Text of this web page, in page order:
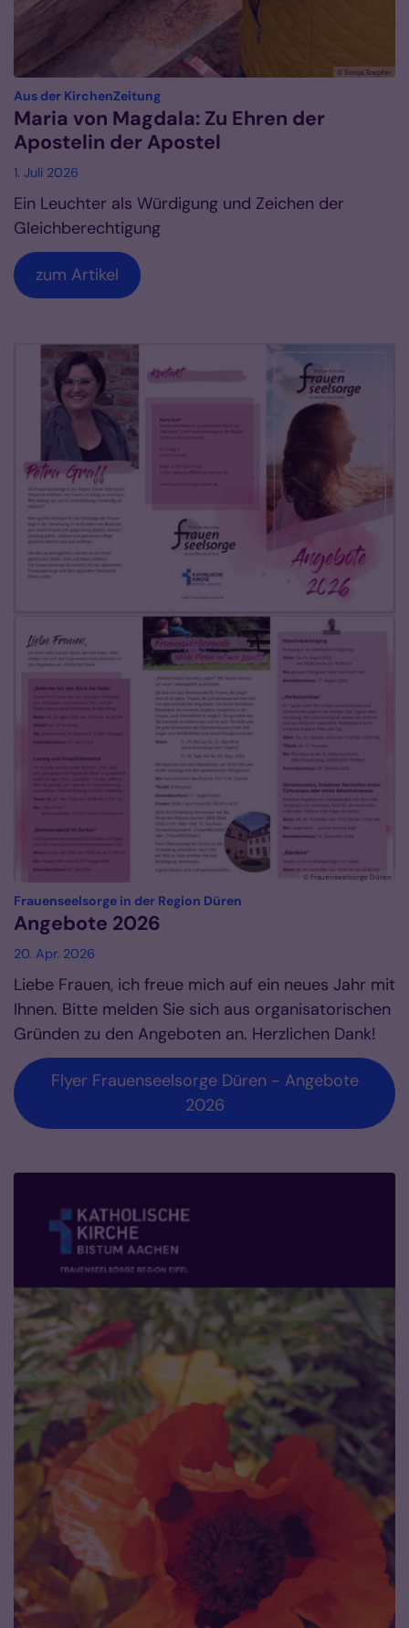
© Sonja Toepfer
Aus der KirchenZeitung:
Maria von Magdala: Zu Ehren der
Apostelin der Apostel
1. Juli 2026
Ein Leuchter als Würdigung und Zeichen der
Gleichberechtigung
zum Artikel
© Frauenseelsorge Düren
Frauenseelsorge in der Region Düren
Angebote 2026
20. Apr. 2026
Liebe Frauen, ich freue mich auf ein neues Jahr mit
Ihnen. Bitte melden Sie sich aus organisatorischen
Gründen zu den Angeboten an. Herzlichen Dank!
Flyer Frauenseelsorge Düren - Angebote
2026